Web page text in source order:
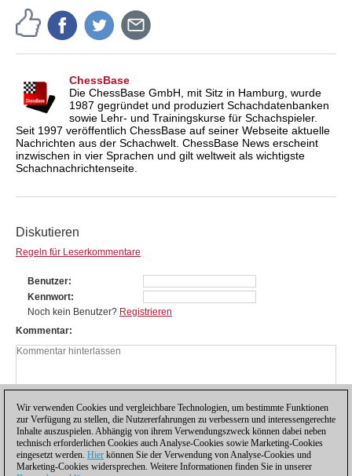
ChessBase
Die ChessBase GmbH, mit Sitz in Hamburg, wurde
1987 gegründet und produziert Schachdatenbanken
sowie Lehr- und Trainingskurse für Schachspieler.
Seit 1997 veröffentlich ChessBase auf seiner Webseite aktuelle
Nachrichten aus der Schachwelt. ChessBase News erscheint
inzwischen in vier Sprachen und gilt weltweit als wichtigste
Schachnachrichtenseite.
Diskutieren
Regeln für Leserkommentare
Benutzer
Kennwort
Noch kein Benutzer? Registrieren
Kommentar
Wir verwenden Cookies und vergleichbare Technologien, um bestimmte Funktionen
zur Verfügung zu stellen, die Nutzererfahrungen zu verbessern und interessengerechte
Inhalte auszuspielen. Abhängig von ihrem Verwendungszweck können dabei neben
technisch erforderlichen Cookies auch Analyse-Cookies sowie Marketing-Cookies
eingesetzt werden. Hier können Sie der Verwendung von Analyse-Cookies und
Marketing-Cookies widersprechen. Weitere Informationen finden Sie in unserer